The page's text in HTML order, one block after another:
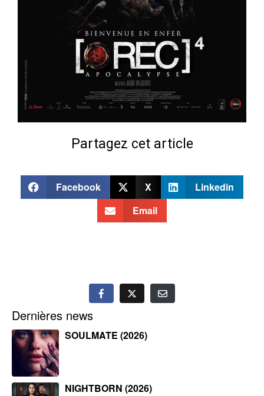
Partagez cet article
Facebook X
Linkedin
Email
Dernières news
SOULMATE (2026)
NIGHTBORN (2026)